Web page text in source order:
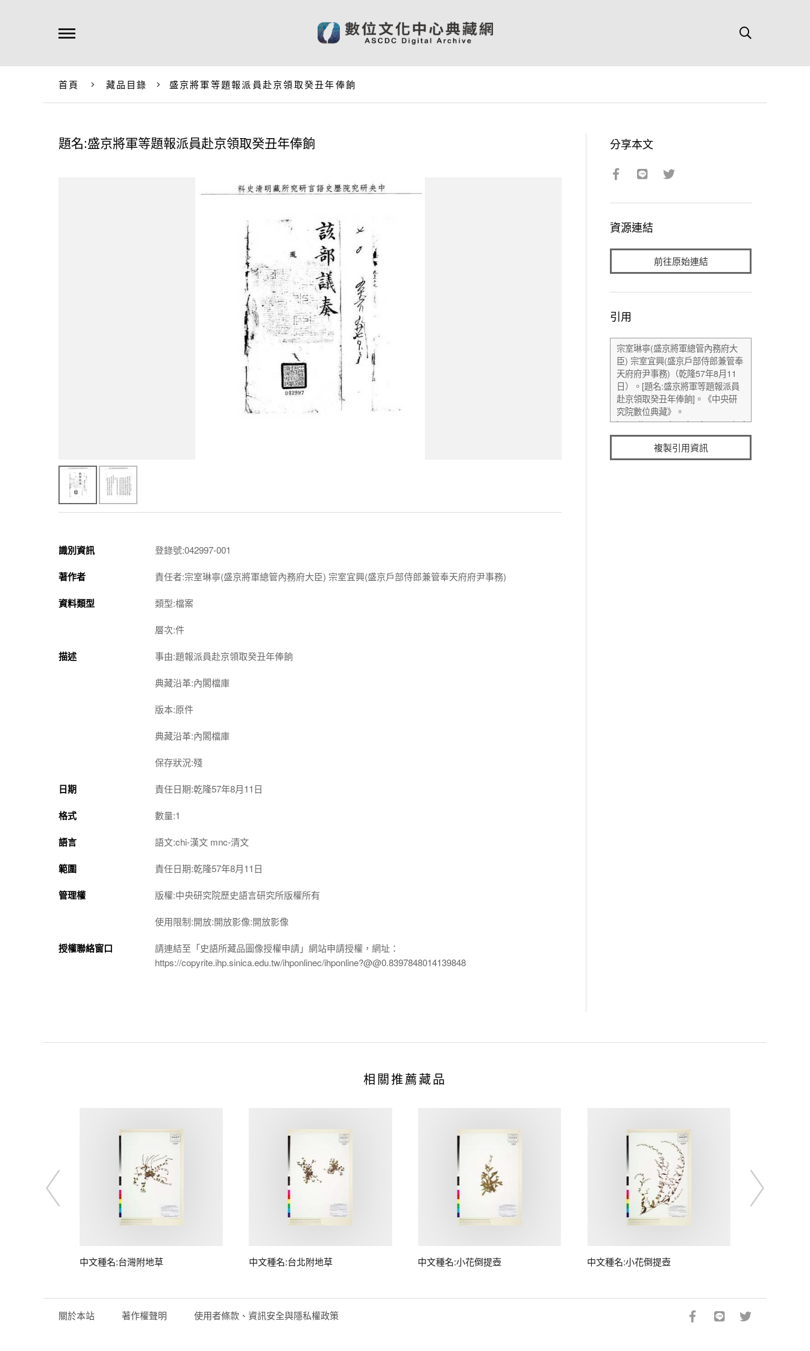
首頁 藏品目錄 盛京將軍等題報派員赴京領取癸丑年俸餉
題名:盛京將軍等題報派員赴京領取癸丑年俸餉
識別資訊 登錄號:042997-001
著作者 責任者:宗室琳寧(盛京將軍總管內務府大臣) 宗室宜興(盛京戶部侍郎兼管奉天府府尹事務)
資料類型 類型:檔案
層次:件
描述 事由:題報派員赴京領取癸丑年俸餉
典藏沿革:內閣檔庫
版本:原件
典藏沿革:內閣檔庫
保存狀況:殘
日期 責任日期:乾隆57年8月11日
格式 數量:1
語言 語文:chi-漢文 mnc-清文
範圍 責任日期:乾隆57年8月11日
管理權 版權:中央研究院歷史語言研究所版權所有
使用限制:開放:開放影像:開放影像
授權聯絡窗口
請連結至「史語所藏品圖像授權申請」網站申請授權，網址：
https://copyrite.ihp.sinica.edu.tw/ihponlinec/ihponline?@@0.8397848014139848
分享本文
資源連結
前往原始連結
引用
複製引用資訊
相關推薦藏品
中文種名:台灣附地草 中文種名:台北附地草 中文種名:小花倒提壺 中文種名:小花倒提壺
關於本站 著作權聲明 使用者條款、資訊安全與隱私權政策